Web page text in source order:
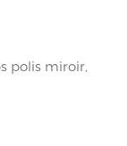
polis miroir,